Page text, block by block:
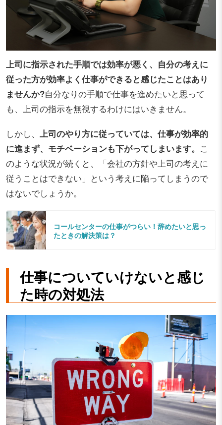
上司に指示された手順では効率が悪く、自分の考えに
従った方が効率よく仕事ができると感じたことはあり
ませんか?自分なりの手順で仕事を進めたいと思って
も、上司の指示を無視するわけにはいきません。
しかし、 上司のやり方に従っていては、仕事が効率的
に進まず、モチベーションも下がってしまいます。 こ
のような状況が続くと、「会社の方針や上司の考えに
従うことはできない」という考えに陥ってしまうので
はないでしょうか。
コールセンターの仕事がつらい！辞めたいと思っ
たときの解決策は？
仕事についていけないと感じ
た時の対処法